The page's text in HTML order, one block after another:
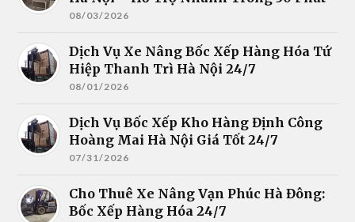
08/03/2026
Dịch Vụ Xe Nâng Bốc Xếp Hàng Hóa Tứ
Hiệp Thanh Trì Hà Nội 24/7
08/01/2026
Dịch Vụ Bốc Xếp Kho Hàng Định Công
Hoàng Mai Hà Nội Giá Tốt 24/7
07/31/2026
Cho Thuê Xe Nâng Vạn Phúc Hà Đông:
Bốc Xếp Hàng Hóa 24/7